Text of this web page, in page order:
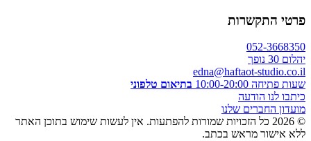
פרטי התקשרות
052-3668350
יהלום 30 נופך
edna@haftaot-studio.co.il
שעות פתיחה 10:00-20:00
בתיאום טלפוני
כיתבו לנו הודעה
מועדון החברים שלנו
© 2026 כל הזכויות שמורות להפתעות. אין לעשות שימוש בתוכן האתר
ללא אישור מראש בכתב.